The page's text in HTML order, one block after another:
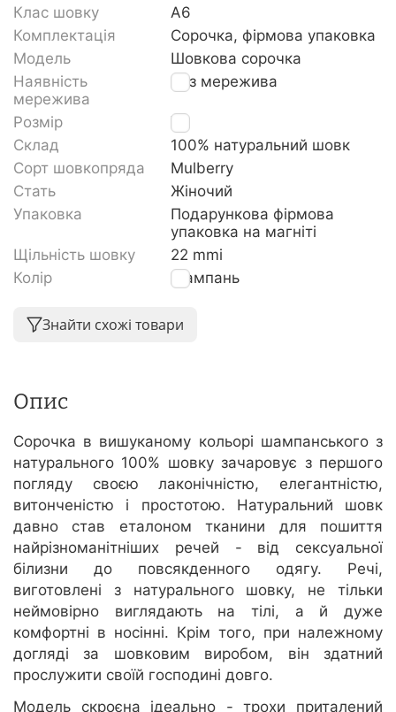
Клас шовку
A6
Комплектація
Сорочка, фірмова упаковка
Модель
Шовкова сорочка
Наявність
мережива
Без мережива
Розмір
XL
Склад
100% натуральний шовк
Сорт шовкопряда
Mulberry
Стать
Жіночий
Упаковка
Подарункова фірмова
упаковка на магніті
Щільність шовку
22 mmi
Колір
Шампань
Знайти схожі товари
Опис
Сорочка в вишуканому кольорі шампанського з
натурального 100% шовку зачаровує з першого
погляду своєю лаконічністю, елегантністю,
витонченістю і простотою. Натуральний шовк
давно став еталоном тканини для пошиття
найрізноманітніших речей - від сексуальної
білизни до повсякденного одягу. Речі,
виготовлені з натурального шовку, не тільки
неймовірно виглядають на тілі, а й дуже
комфортні в носінні. Крім того, при належному
догляді за шовковим виробом, він здатний
прослужити своїй господині довго.
Модель скроєна ідеально - трохи приталений